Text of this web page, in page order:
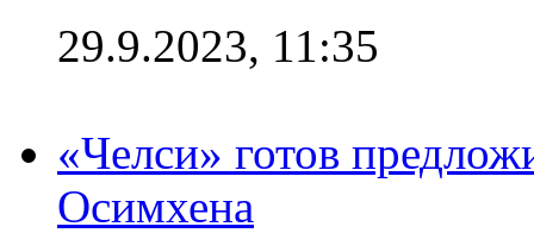
29.9.2023, 11:35
«Челси» готов
Осимхена